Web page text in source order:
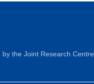
the Joint Research Centre